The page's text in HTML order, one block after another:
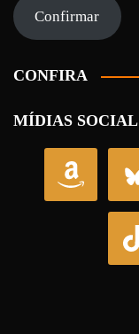
mail Confirmar
CONFIRA
MÍDIAS SOCIAL